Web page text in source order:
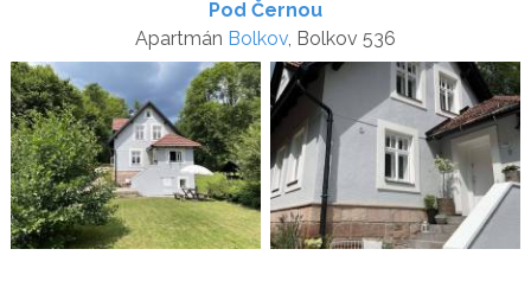
Pod Černou
Apartmán Bolkov, Bolkov 536